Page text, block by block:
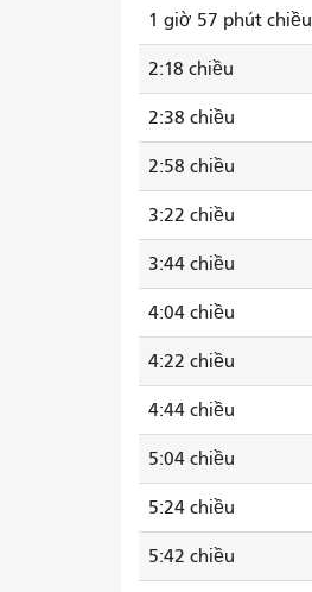
1 giờ 57 phút chiều
2:18 chiều
2:38 chiều
2:58 chiều
3:22 chiều
3:44 chiều
4:04 chiều
4:22 chiều
4:44 chiều
5:04 chiều
5:24 chiều
5:42 chiều